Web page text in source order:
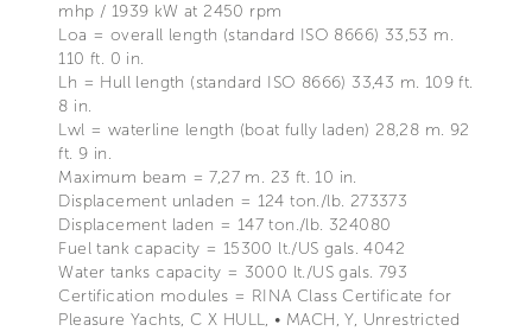
mhp / 1939 kW at 2450 rpm
Loa = overall length (standard ISO 8666) 33,53 m.
110 ft. 0 in.
Lh = Hull length (standard ISO 8666) 33,43 m. 109 ft.
8 in.
Lwl = waterline length (boat fully laden) 28,28 m. 92
ft. 9 in.
Maximum beam = 7,27 m. 23 ft. 10 in.
Displacement unladen = 124 ton./lb. 273373
Displacement laden = 147 ton./lb. 324080
Fuel tank capacity = 15300 lt./US gals. 4042
Water tanks capacity = 3000 lt./US gals. 793
Certification modules = RINA Class Certificate for
Pleasure Yachts, C X HULL, • MACH, Y, Unrestricted